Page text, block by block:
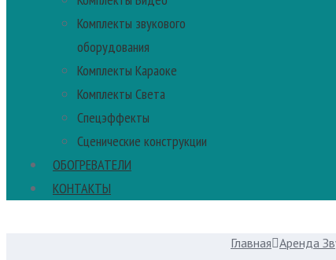
Комплекты звукового
оборудования
Комплекты Караоке
Комплекты Света
Спецэффекты
Сценические конструкции
ОБОГРЕВАТЕЛИ
КОНТАКТЫ
Главная Аренда